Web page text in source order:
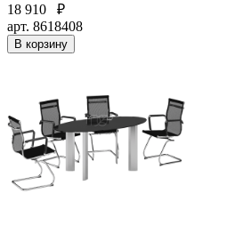
18 910
₽
арт. 8618408
В корзину